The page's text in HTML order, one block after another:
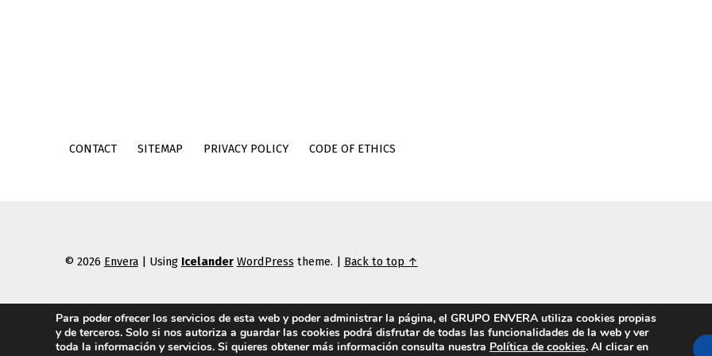
CONTACT SITEMAP PRIVACY POLICY CODE OF ETHICS
© 2026 Envera Using Icelander WordPress theme. Back to top ↑
Para poder ofrecer los servicios de esta web y poder administrar la página, el GRUPO ENVERA utiliza cookies propias
y de terceros. Solo si nos autoriza a guardar las cookies podrá disfrutar de todas las funcionalidades de la web y ver
toda la información y servicios. Si quieres obtener más información consulta nuestra Política de cookies. Al clicar en